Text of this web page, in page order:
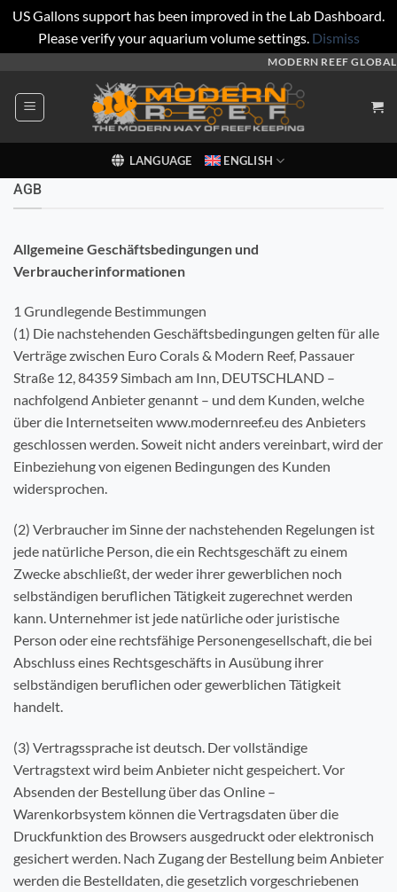
US Gallons support has been improved in the Lab Dashboard.
Please verify your aquarium volume settings. Dismiss
content
MODERN REEF GLOBAL
LANGUAGE ENGLISH
AGB
Allgemeine Geschäftsbedingungen und
Verbraucherinformationen
1 Grundlegende Bestimmungen
(1) Die nachstehenden Geschäftsbedingungen gelten für alle
Verträge zwischen Euro Corals & Modern Reef, Passauer
Straße 12, 84359 Simbach am Inn, DEUTSCHLAND –
nachfolgend Anbieter genannt – und dem Kunden, welche
über die Internetseiten www.modernreef.eu des Anbieters
geschlossen werden. Soweit nicht anders vereinbart, wird der
Einbeziehung von eigenen Bedingungen des Kunden
widersprochen.
(2) Verbraucher im Sinne der nachstehenden Regelungen ist
jede natürliche Person, die ein Rechtsgeschäft zu einem
Zwecke abschließt, der weder ihrer gewerblichen noch
selbständigen beruflichen Tätigkeit zugerechnet werden
kann. Unternehmer ist jede natürliche oder juristische
Person oder eine rechtsfähige Personengesellschaft, die bei
Abschluss eines Rechtsgeschäfts in Ausübung ihrer
selbständigen beruflichen oder gewerblichen Tätigkeit
handelt.
(3) Vertragssprache ist deutsch. Der vollständige
Vertragstext wird beim Anbieter nicht gespeichert. Vor
Absenden der Bestellung über das Online –
Warenkorbsystem können die Vertragsdaten über die
Druckfunktion des Browsers ausgedruckt oder elektronisch
gesichert werden. Nach Zugang der Bestellung beim Anbieter
werden die Bestelldaten, die gesetzlich vorgeschriebenen